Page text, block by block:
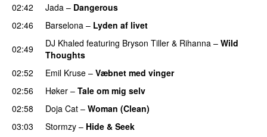
02:42
Jada – Dangerous
02:46
Barselona – Lyden af livet
02:49
DJ Khaled featuring Bryson Tiller & Rihanna – Wild
Thoughts
02:52
Emil Kruse – Væbnet med vinger
02:56 Høker – Tale om mig selv
02:58
Doja Cat – Woman (Clean)
03:03
Stormzy – Hide & Seek